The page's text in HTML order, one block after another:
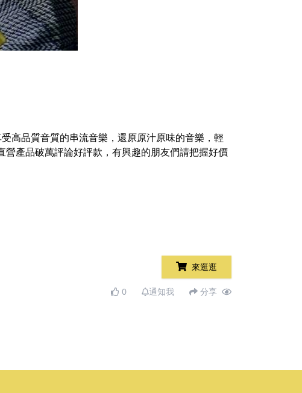
高品質音質的串流音樂，還原原汁原味的音樂，輕
產品破萬評論好評款，有興趣的朋友們請把握好價
來逛逛
0 通知我 分享